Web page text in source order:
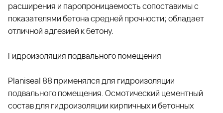
расширения и паропроницаемость сопоставимы с
показателями бетона средней прочности; обладает
отличной адгезией к бетону.
Гидроизоляция подвального помещения
Planiseal 88 применялся для гидроизоляции
подвального помещения. Осмотический цементный
состав для гидроизоляции кирпичных и бетонных